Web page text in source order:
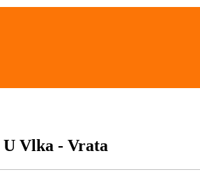
U Vlka - Vrata